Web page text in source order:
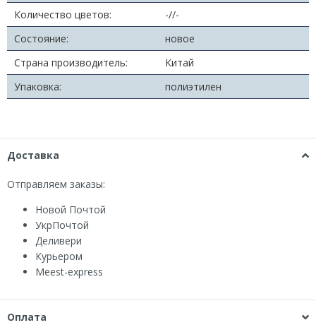
Количество цветов:
-//-
Состояние:
новое
Страна производитель:
Китай
Упаковка:
полиэтилен
Доставка
Отправляем заказы:
Новой Почтой
УкрПочтой
Деливери
Курьером
Мeest-express
Оплата